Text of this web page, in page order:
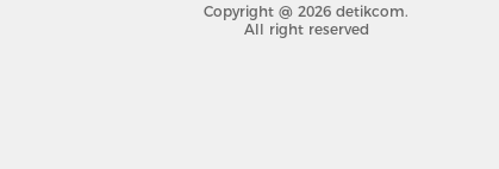
Copyright @ 2026 detikcom.
All right reserved